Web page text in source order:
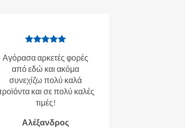
Αγόρασα αρκετές φορές
από εδώ και ακόμα
συνεχίζω πολύ καλά
και σε πολύ καλές
τιμές!
Αλέξανδρος